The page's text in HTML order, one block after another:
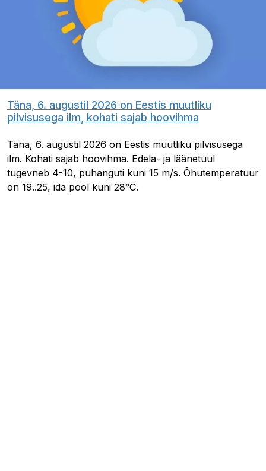
Täna, 6. augustil 2026 on Eestis muutliku
pilvisusega ilm, kohati sajab hoovihma
Täna, 6. augustil 2026 on Eestis muutliku pilvisusega
ilm. Kohati sajab hoovihma. Edela- ja läänetuul
tugevneb 4-10, puhanguti kuni 15 m/s. Õhutemperatuur
on 19..25, ida pool kuni 28°C.